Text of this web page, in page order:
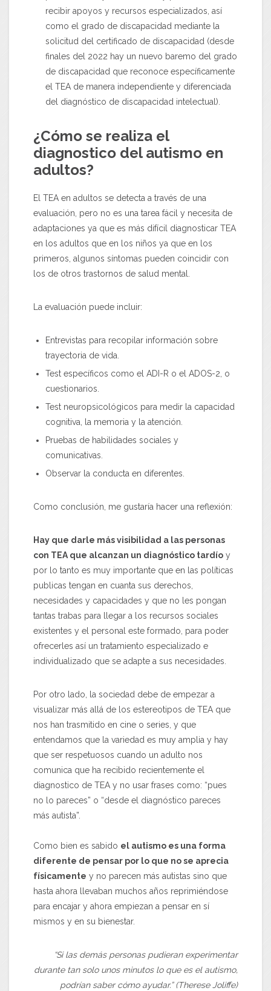
recibir apoyos y recursos especializados, así
como el grado de discapacidad mediante la
solicitud del certificado de discapacidad (desde
finales del 2022 hay un nuevo baremo del grado
de discapacidad que reconoce específicamente
el TEA de manera independiente y diferenciada
del diagnóstico de discapacidad intelectual).
¿Cómo se realiza el
diagnostico del autismo en
adultos?
El TEA en adultos se detecta a través de una
evaluación, pero no es una tarea fácil y necesita de
adaptaciones ya que es más difícil diagnosticar TEA
en los adultos que en los niños ya que en los
primeros, algunos síntomas pueden coincidir con
los de otros trastornos de salud mental.
La evaluación puede incluir:
Entrevistas para recopilar información sobre
trayectoria de vida.
Test específicos como el ADI-R o el ADOS-2, o
cuestionarios.
Test neuropsicológicos para medir la capacidad
cognitiva, la memoria y la atención.
Pruebas de habilidades sociales y
comunicativas.
Observar la conducta en diferentes.
Como conclusión, me gustaría hacer una reflexión:
Hay que darle más visibilidad a las personas
con TEA que alcanzan un diagnóstico tardío y
por lo tanto es muy importante que en las políticas
publicas tengan en cuanta sus derechos,
necesidades y capacidades y que no les pongan
tantas trabas para llegar a los recursos sociales
existentes y el personal este formado, para poder
ofrecerles así un tratamiento especializado e
individualizado que se adapte a sus necesidades.
Por otro lado, la sociedad debe de empezar a
visualizar más allá de los estereotipos de TEA que
nos han trasmitido en cine o series, y que
entendamos que la variedad es muy amplia y hay
que ser respetuosos cuando un adulto nos
comunica que ha recibido recientemente el
diagnostico de TEA y no usar frases como: “pues
no lo pareces” o “desde el diagnóstico pareces
más autista”.
Como bien es sabido el autismo es una forma
diferente de pensar por lo que no se aprecia
físicamente y no parecen más autistas sino que
hasta ahora llevaban muchos años reprimiéndose
para encajar y ahora empiezan a pensar en sí
mismos y en su bienestar.
“Si las demás personas pudieran experimentar
durante tan solo unos minutos lo que es el autismo,
podrían saber cómo ayudar.” (Therese Joliffe)